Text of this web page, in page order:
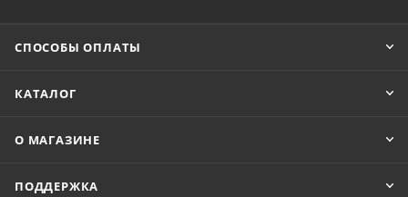
СПОСОБЫ ОПЛАТЫ
КАТАЛОГ
О МАГАЗИНЕ
ПОДДЕРЖКА